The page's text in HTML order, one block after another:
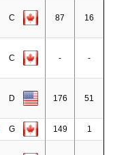
C 87 16
C - -
D 176 51
G 149 1